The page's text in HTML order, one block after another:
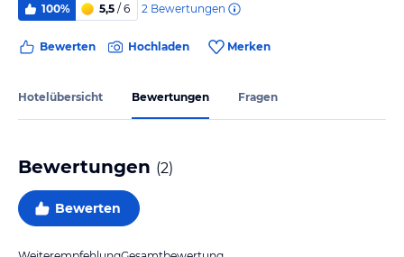
100% 5,5 / 6 2 Bewertungen
Bewerten Hochladen Merken
Hotelübersicht Bewertungen Fragen
Bewertungen (2)
Bewerten